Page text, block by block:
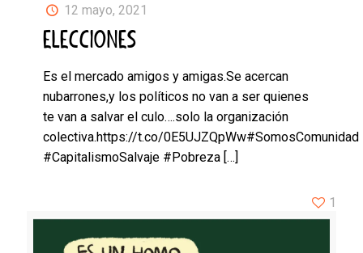
12 mayo, 2021
ELECCIONES
Es el mercado amigos y amigas.Se acercan
nubarrones,y los políticos no van a ser quienes
te van a salvar el culo….solo la organización
colectiva.https://t.co/0E5UJZQpWw#SomosComunidad
#CapitalismoSalvaje #Pobreza […]
1